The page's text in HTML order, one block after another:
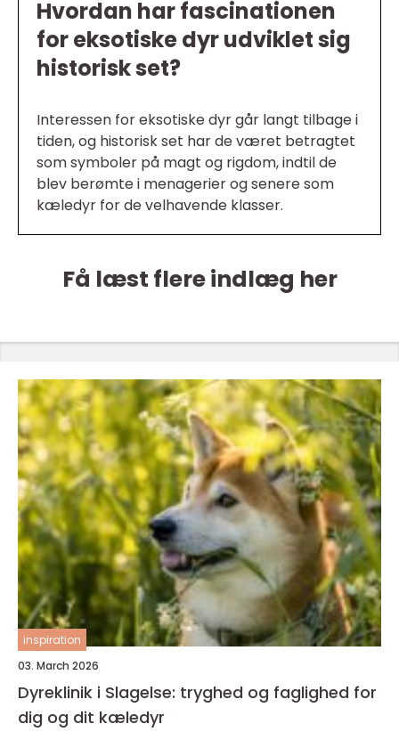
Hvordan har fascinationen
for eksotiske dyr udviklet sig
historisk set?
Interessen for eksotiske dyr går langt tilbage i
tiden, og historisk set har de været betragtet
som symboler på magt og rigdom, indtil de
blev berømte i menagerier og senere som
kæledyr for de velhavende klasser.
Få læst flere indlæg her
inspiration
03. March 2026
Dyreklinik i Slagelse: tryghed og faglighed for
dig og dit kæledyr